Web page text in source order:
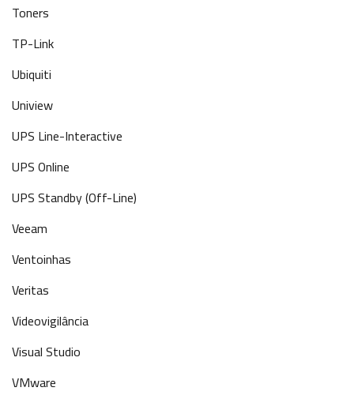
Toners
TP-Link
Ubiquiti
Uniview
UPS Line-Interactive
UPS Online
UPS Standby (Off-Line)
Veeam
Ventoinhas
Veritas
Videovigilância
Visual Studio
VMware